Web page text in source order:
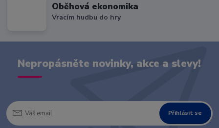
Oběhová ekonomika
Vracím hudbu do hry
Nepropásněte novinky, akce a slevy!
Přihlásit se